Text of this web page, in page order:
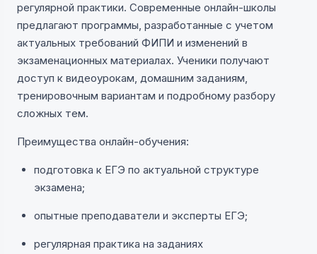
регулярной практики. Современные онлайн-школы
предлагают программы, разработанные с учетом
актуальных требований ФИПИ и изменений в
экзаменационных материалах. Ученики получают
доступ к видеоурокам, домашним заданиям,
тренировочным вариантам и подробному разбору
сложных тем.
Преимущества онлайн-обучения:
подготовка к ЕГЭ по актуальной структуре
экзамена;
опытные преподаватели и эксперты ЕГЭ;
регулярная практика на заданиях